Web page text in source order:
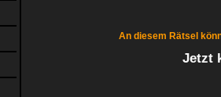
An diesem Rätsel
Jetzt